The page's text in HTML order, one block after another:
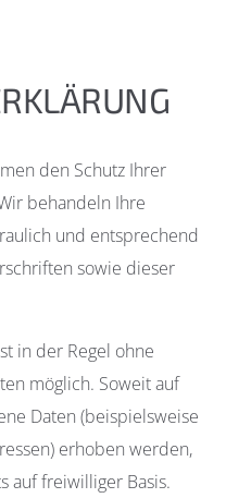
den Schutz Ihrer
behandeln Ihre
und entsprechend
sowie dieser
in der Regel ohne
möglich. Soweit auf
Daten (beispielsweise
erhoben werden,
auf freiwilliger Basis.